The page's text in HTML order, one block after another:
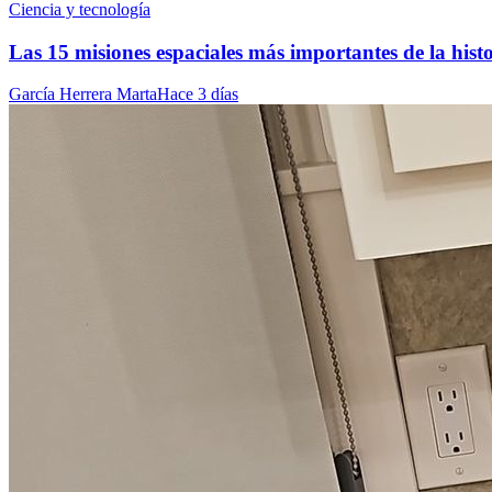
Ciencia y tecnología
Las 15 misiones espaciales más importantes de la
García Herrera MartaHace 3 días